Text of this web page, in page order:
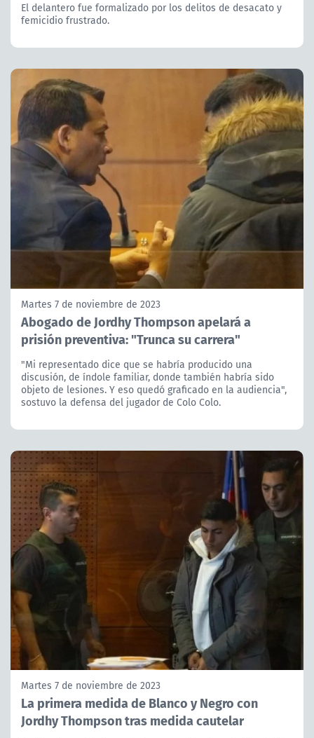
El delantero fue formalizado por los delitos de desacato y
femicidio frustrado.
Martes 7 de noviembre de 2023
Abogado de Jordhy Thompson apelará a
prisión preventiva: "Trunca su carrera"
"Mi representado dice que se habría producido una
discusión, de índole familiar, donde también habría sido
objeto de lesiones. Y eso quedó graficado en la audiencia",
sostuvo la defensa del jugador de Colo Colo.
Martes 7 de noviembre de 2023
La primera medida de Blanco y Negro con
Jordhy Thompson tras medida cautelar